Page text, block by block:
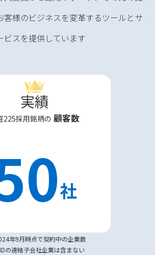
客様のビジネスを変革するツールとサ
ビスを提供しています
実績
225採用銘柄の 顧客数
社
年9月時点で契約中の企業数
の連結子会社企業は含まない